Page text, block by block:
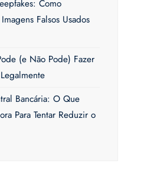
Como
Falsos Usados
(e Não Pode) Fazer
Bancária: O Que
Para Tentar Reduzir o